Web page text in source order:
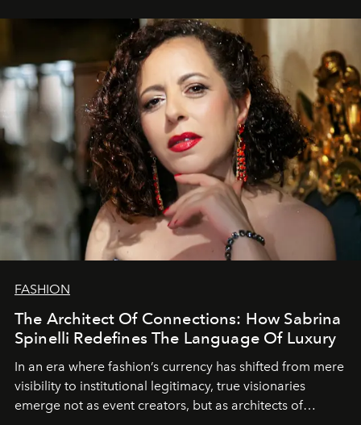
FASHION
The Architect Of Connections: How Sabrina
Spinelli Redefines The Language Of Luxury
In an era where fashion’s currency has shifted from mere
visibility to institutional legitimacy, true visionaries
emerge not as event creators, but as architects of